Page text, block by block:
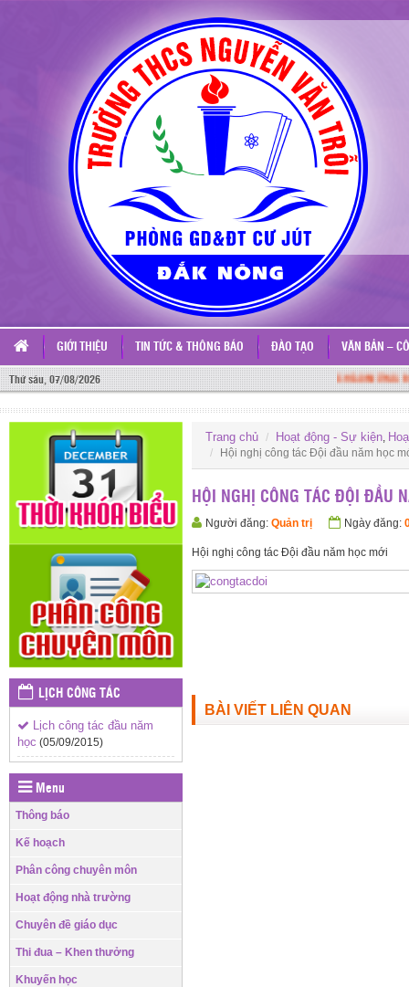
GIỚI THIỆU TIN TỨC & THÔNG BÁO ĐÀO TẠO VĂN BẢN –
Thứ sáu, 07/08/2026 CHÀO MỪNG ĐẾN
LỊCH CÔNG TÁC
Lịch công tác đầu năm
học (05/09/2015)
Menu
Thông báo
Kế hoạch
Phân công chuyên môn
Hoạt động nhà trường
Chuyên đề giáo dục
Thi đua – Khen thưởng
Khuyến học
Trang chủ Hoạt động - Sự kiện,
Hội nghị công tác Đội đầu năm học
HỘI NGHỊ CÔNG TÁC ĐỘI ĐẦU
Người đăng: Quản trị Ngày đăng:
Hội nghị công tác Đội đầu năm học mới
BÀI VIẾT LIÊN QUAN